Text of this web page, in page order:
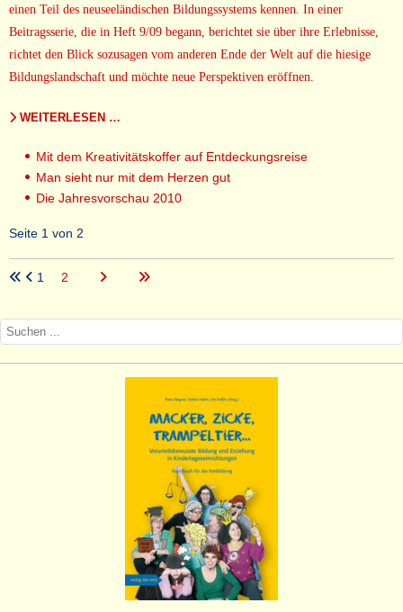
einen Teil des neuseeländischen Bildungssystems kennen. In einer
Beitragsserie, die in Heft 9/09 begann, berichtet sie über ihre Erlebnisse,
richtet den Blick sozusagen vom anderen Ende der Welt auf die hiesige
Bildungslandschaft und möchte neue Perspektiven eröffnen.
WEITERLESEN …
Mit dem Kreativitätskoffer auf Entdeckungsreise
Man sieht nur mit dem Herzen gut
Die Jahresvorschau 2010
Seite 1 von 2
1 2